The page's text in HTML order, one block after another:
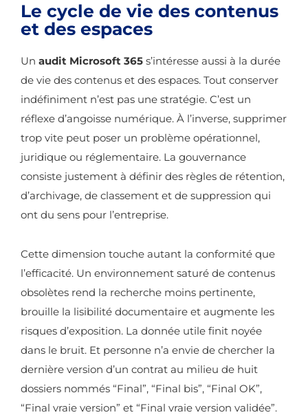
Le cycle de vie des contenus
et des espaces
Un audit Microsoft 365 s’intéresse aussi à la durée
de vie des contenus et des espaces. Tout conserver
indéfiniment n’est pas une stratégie. C’est un
réflexe d’angoisse numérique. À l’inverse, supprimer
trop vite peut poser un problème opérationnel,
juridique ou réglementaire. La gouvernance
consiste justement à définir des règles de rétention,
d’archivage, de classement et de suppression qui
ont du sens pour l’entreprise.
Cette dimension touche autant la conformité que
l’efficacité. Un environnement saturé de contenus
obsolètes rend la recherche moins pertinente,
brouille la lisibilité documentaire et augmente les
risques d’exposition. La donnée utile finit noyée
dans le bruit. Et personne n’a envie de chercher la
dernière version d’un contrat au milieu de huit
dossiers nommés “Final”, “Final bis”, “Final OK”,
“Final vraie version” et “Final vraie version validée”.